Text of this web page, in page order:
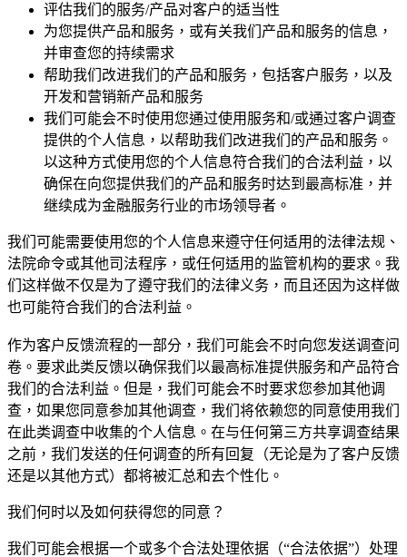
评估我们的服务/产品对客户的适当性
为您提供产品和服务，或有关我们产品和服务的信息，
并审查您的持续需求
帮助我们改进我们的产品和服务，包括客户服务，以及
开发和营销新产品和服务
我们可能会不时使用您通过使用服务和/或通过客户调查
提供的个人信息，以帮助我们改进我们的产品和服务。
以这种方式使用您的个人信息符合我们的合法利益，以
确保在向您提供我们的产品和服务时达到最高标准，并
继续成为金融服务行业的市场领导者。
我们可能需要使用您的个人信息来遵守任何适用的法律法规、
法院命令或其他司法程序，或任何适用的监管机构的要求。我
们这样做不仅是为了遵守我们的法律义务，而且还因为这样做
也可能符合我们的合法利益。
作为客户反馈流程的一部分，我们可能会不时向您发送调查问
卷。要求此类反馈以确保我们以最高标准提供服务和产品符合
我们的合法利益。但是，我们可能会不时要求您参加其他调
查，如果您同意参加其他调查，我们将依赖您的同意使用我们
在此类调查中收集的个人信息。在与任何第三方共享调查结果
之前，我们发送的任何调查的所有回复（无论是为了客户反馈
还是以其他方式）都将被汇总和去个性化。
我们何时以及如何获得您的同意？
我们可能会根据一个或多个合法处理依据（“合法依据”）处理